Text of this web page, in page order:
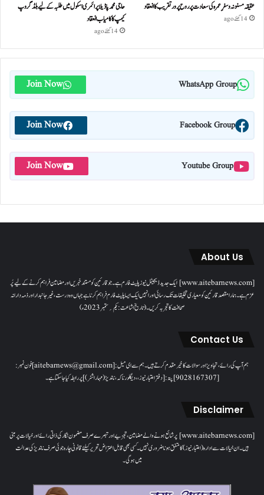
عقیقہ مسنونہ و سفرِ عمرہ کی سعادت پر روح پرور تقریب کا انعقاد
14 گھنٹے ago
حاجی محمد پاڈیلا پرائمری اسکول میں طلبہ کے لیے بلڈ گروپ
کیمپ کا کامیاب انعقاد
14 گھنٹے ago
WhatsApp Group
Join Now
Facebook Group
Join Now
Youtube Group
Join Now
About Us
[www.aitebarnews.com] ایک جدید ڈیجیٹل نیوز پلیٹ فارم ہے۔ جو قارئین کو مستند خبریں اور مضامین فراہم کرنے کے لیے پُر
عزم ہے۔ ہمارا مقصدقارئین کو معیاری تخلیقات تک رسائی اور انہیں ایک ایسا پلیٹ فارم فراہم کرنا ہے جہاں وہ درست، غیر جانبدار اور ذمہ دارانہ
صحافت کا تجربہ کریں۔( تاریخ اشاعت : یکم؍ ستمبر 2023ء)
Contact Us
ہم آپ کی رائے، تجاویز اور سوالات کا خیرمقدم کرتے ہیں۔ ہم سےای میل: [aitebarnews@gmail.com]فون نمبر:
[9028167307]پتہ: [دفتر اعتبار نیوز، ، دیگلور ناکہ، ناندیڑ(مہاراشٹر) ] پر رابطہ کیا جاسکتا ہے۔
Disclaimer
[www.aitebarnews.com] پر شائع ہونے والے مضامین، تجزیے اور تبصرے صرف مضمون نگار کی ذاتی رائے اور خیالات پر مبنی
ہیں۔ ان خیالات سے ادارہ (اعتبار نیوز) کا متفق ہونا ضروری نہیں۔ کسی بھی قابل اعتراض تحریر کیلئے قانونی چارہ جوئی صرف ناندیڑ کی عدالت
میں ہوگی۔